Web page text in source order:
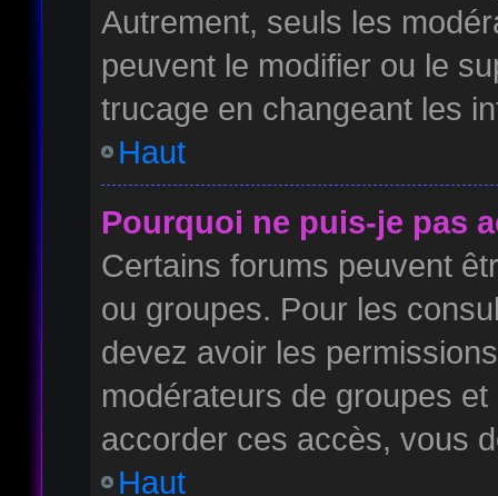
Autrement, seuls les
peuvent le modifier ou le
trucage en changeant les
Haut
Pourquoi ne puis-je pas
Certains forums peuvent
ou groupes. Pour les
devez avoir les
modérateurs de groupes
accorder ces accès, vous
Haut